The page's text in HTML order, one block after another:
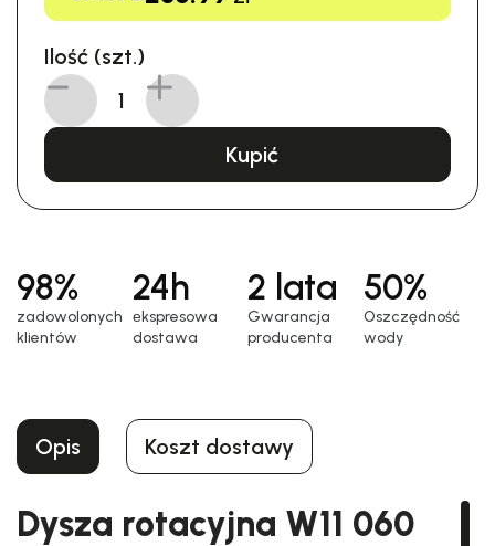
Ilość (szt.)
Kupić
98%
zadowolonych
klientów
24h
еkspresowa
dostawa
2 lata
Gwarancja
producenta
50%
Oszczędność
wody
Opis Koszt dostawy
Dysza rotacyjna W11 060